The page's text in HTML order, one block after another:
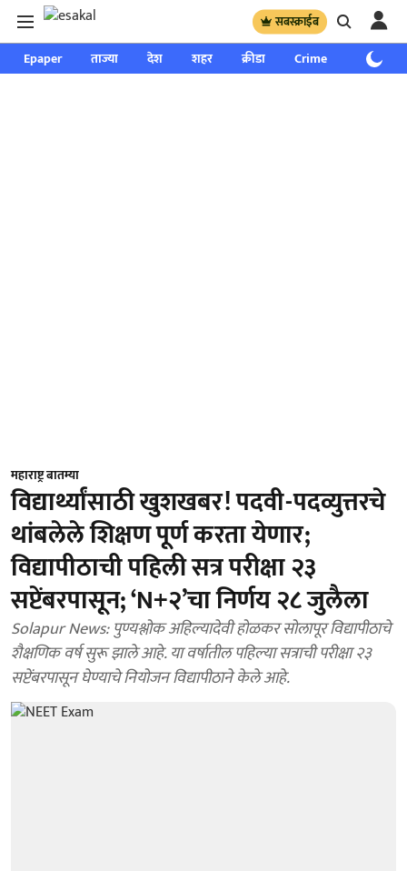
सबस्क्राईब
Epaper ताज्या देश शहर क्रीडा Crime साप्ताहिक
महाराष्ट्र बातम्या
विद्यार्थ्यांसाठी खुशखबर! पदवी-पदव्युत्तरचे
थांबलेले शिक्षण पूर्ण करता येणार;
विद्यापीठाची पहिली सत्र परीक्षा २३
सप्टेंबरपासून; ‘N+२’चा निर्णय २८ जुलैला
Solapur News: पुण्यश्लोक अहिल्यादेवी होळकर सोलापूर विद्यापीठाचे
शैक्षणिक वर्ष सुरू झाले आहे. या वर्षातील पहिल्या सत्राची परीक्षा २३
सप्टेंबरपासून घेण्याचे नियोजन विद्यापीठाने केले आहे.